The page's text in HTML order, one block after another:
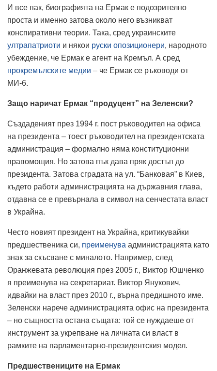
И все пак, биографията на Ермак е подозрително
проста и именно затова около него възникват
конспиративни теории. Така, сред украинските
ултрапатриоти и някои руски опозиционери, народното
убеждение, че Ермак е агент на Кремъл. А сред
прокремълските медии – че Ермак се ръководи от
МИ-6.
Защо наричат Ермак “продуцент” на Зеленски?
Създаденият през 1994 г. пост ръководител на офиса
на президента – тоест ръководител на президентската
администрация – формално няма конституционни
правомощия. Но затова пък дава пряк достъп до
президента. Затова сградата на ул. “Банковая” в Киев,
където работи администрацията на държавния глава,
отдавна се е превърнала в символ на сенчестата власт
в Украйна.
Често новият президент на Украйна, критикувайки
предшественика си, преименува администрацията като
знак за скъсване с миналото. Например, след
Оранжевата революция през 2005 г., Виктор Юшченко
я преименува на секретариат. Виктор Янукович,
идвайки на власт през 2010 г., върна предишното име.
Зеленски нарече администрацията офис на президента
– но същността остана същата: той се нуждаеше от
инструмент за укрепване на личната си власт в
рамките на парламентарно-президентския модел.
Предшествениците на Ермак